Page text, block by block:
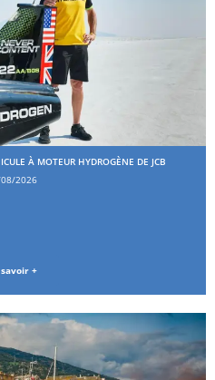
À MOTEUR HYDROGÈNE DE JCB
2026
savoir +